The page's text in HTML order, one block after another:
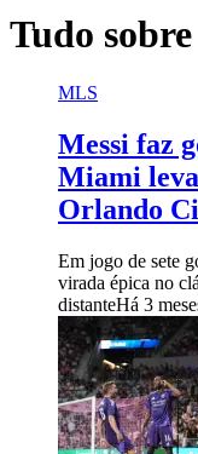
Tudo sobre
MLS
Messi faz
Miami
Orlando
Em jogo de sete
virada épica no
distanteHá 3